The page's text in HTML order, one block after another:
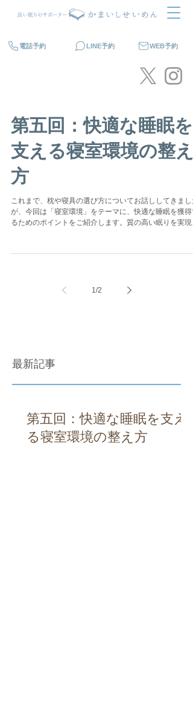
LINE予約 WEB予約
電話予約
第五回：快適な睡眠を
支える寝室環境の整え
方
これまで、枕や寝具の選び方についてお話ししてきまし
が、今回は「寝室環境」をテーマに、快適な睡眠を獲得
るためのポイントをご紹介します。質の高い眠りを実現
で深い眠りに入...
1/2
最新記事
第五回：快適な睡眠を支え
る寝室環境の整え方